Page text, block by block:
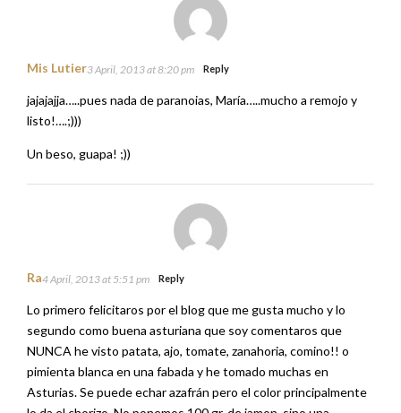
Mis Lutier3 April, 2013 at 8:20 pm Reply
jajajajja…..pues nada de paranoias, María…..mucho a remojo y
listo!….;)))
Un beso, guapa! ;))
Ra4 April, 2013 at 5:51 pm Reply
Lo primero felicitaros por el blog que me gusta mucho y lo
segundo como buena asturiana que soy comentaros que
NUNCA he visto patata, ajo, tomate, zanahoria, comino!! o
pimienta blanca en una fabada y he tomado muchas en
Asturias. Se puede echar azafrán pero el color principalmente